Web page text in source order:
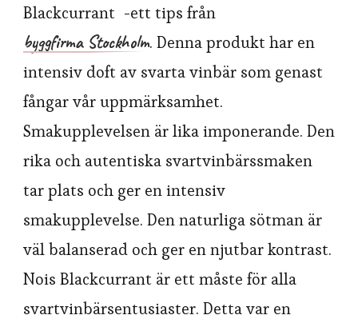
Blackcurrant -ett tips från
byggfirma Stockholm. Denna produkt har en
intensiv doft av svarta vinbär som genast
fångar vår uppmärksamhet.
Smakupplevelsen är lika imponerande. Den
rika och autentiska svartvinbärssmaken
tar plats och ger en intensiv
smakupplevelse. Den naturliga sötman är
väl balanserad och ger en njutbar kontrast.
Nois Blackcurrant är ett måste för alla
svartvinbärsentusiaster. Detta var en